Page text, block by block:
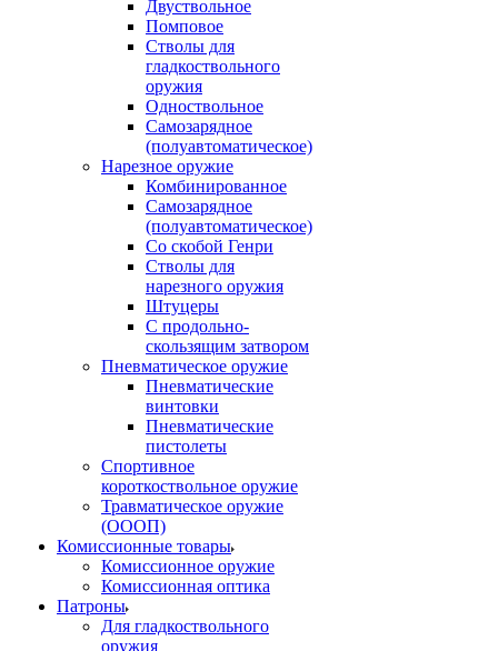
Двуствольное
Помповое
Стволы для
гладкоствольного
оружия
Одноствольное
Самозарядное
(полуавтоматическое)
Нарезное оружие
Комбинированное
Самозарядное
(полуавтоматическое)
Со скобой Генри
Стволы для
нарезного оружия
Штуцеры
С продольно-
скользящим затвором
Пневматическое оружие
Пневматические
винтовки
Пневматические
пистолеты
Спортивное
короткоствольное оружие
Травматическое оружие
(ОООП)
Комиссионные товары
Комиссионное оружие
Комиссионная оптика
Патроны
Для гладкоствольного
оружия